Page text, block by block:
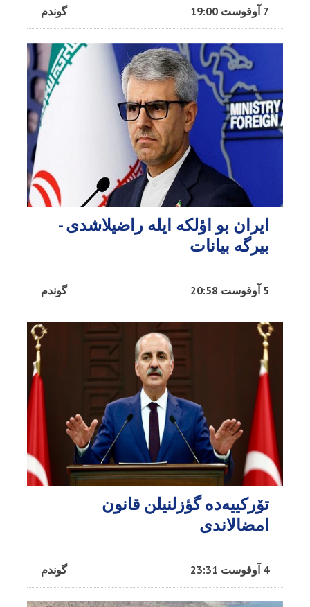
گوندم 7 آوقوست 19:00
ایران بو اؤلکه ایله راضیلاشدی -
بیرگه بیانات
گوندم 5 آوقوست 20:58
تۆرکییه‌ده گؤزلنیلن قانون
امضالاندی
گوندم 4 آوقوست 23:31